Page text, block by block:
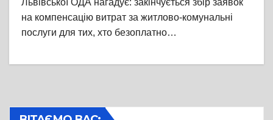
Львівської ОДА нагадує: закінчується збір заявок
на компенсацію витрат за житлово-комунальні
послуги для тих, хто безоплатно…